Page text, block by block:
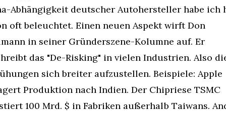
Abhängigkeit deutscher Autohersteller habe ich
oft beleuchtet. Einen neuen Aspekt wirft Don
in seiner Gründerszene-Kolumne auf. Er
das "De-Risking" in vielen Industrien. Also
sich breiter aufzustellen. Beispiele: Apple
Produktion nach Indien. Der Chipriese TSMC
100 Mrd. $ in Fabriken außerhalb Taiwans.